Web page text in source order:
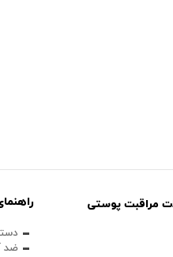
مراقبت پوستی
ضد